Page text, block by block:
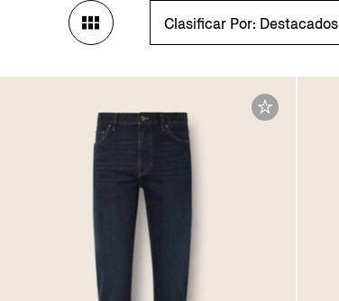
United Kingdom Clasificar Por: Destacados